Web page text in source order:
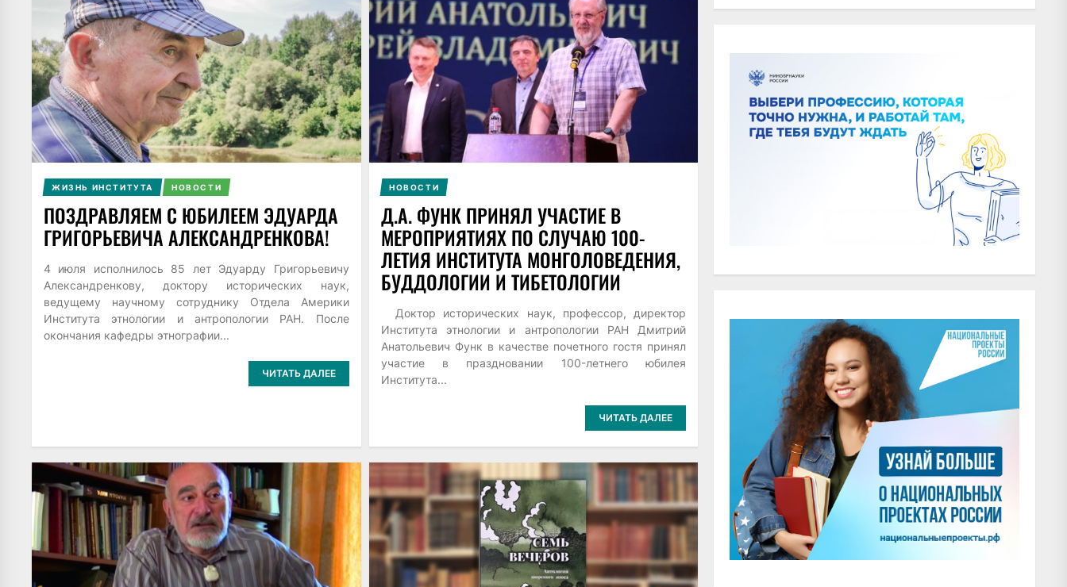
ЖИЗНЬ ИНСТИТУТА НОВОСТИ
ПОЗДРАВЛЯЕМ С ЮБИЛЕЕМ ЭДУАРДА
ГРИГОРЬЕВИЧА АЛЕКСАНДРЕНКОВА!
4 июля исполнилось 85 лет Эдуарду Григорьевичу
Александренкову, доктору исторических наук,
ведущему научному сотруднику Отдела Америки
Института этнологии и антропологии РАН. После
окончания кафедры этнографии...
ЧИТАТЬ ДАЛЕЕ
НОВОСТИ
Д.А. ФУНК ПРИНЯЛ УЧАСТИЕ В
МЕРОПРИЯТИЯХ ПО СЛУЧАЮ 100-
ЛЕТИЯ ИНСТИТУТА МОНГОЛОВЕДЕНИЯ,
БУДДОЛОГИИ И ТИБЕТОЛОГИИ
Доктор исторических наук, профессор, директор
Института этнологии и антропологии РАН Дмитрий
Анатольевич Функ в качестве почетного гостя принял
участие в праздновании 100-летнего юбилея
Института...
ЧИТАТЬ ДАЛЕЕ